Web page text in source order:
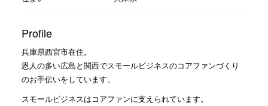
Profile
兵庫県西宮市在住。
恩人の多い広島と関西でスモールビジネスのコアファンづくり
のお手伝いをしています。
スモールビジネスはコアファンに支えられています。